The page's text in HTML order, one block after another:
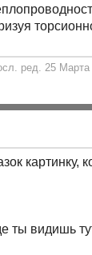
ред. 25
картинку,
ты видишь